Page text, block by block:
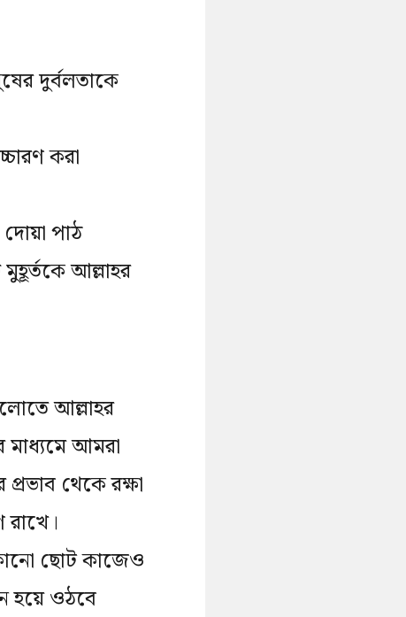
দুর্বলতাকে
করা
পাঠ
আল্লাহর
আল্লাহর
মাধ্যমে আমরা
থেকে রক্ষা
ছোট কাজেও
হয়ে ওঠবে